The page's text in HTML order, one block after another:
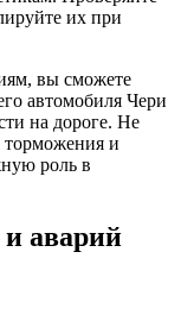
их при
вы сможете
автомобиля Чери
на дороге. Не
торможения и
роль в
аварий